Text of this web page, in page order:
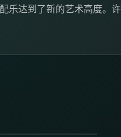
乐达到了新的艺术高度。